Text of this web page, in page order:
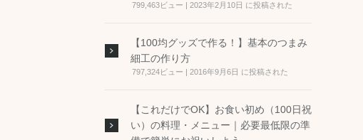
799,463ビュー | 2023年2月10日 に投稿された
【100均グッズで作る！】基本のつまみ
細工の作り方
797,324ビュー | 2016年9月6日 に投稿された
【これだけでOK】お食い初め（100日祝
い）の料理・メニュー｜必要最低限の準